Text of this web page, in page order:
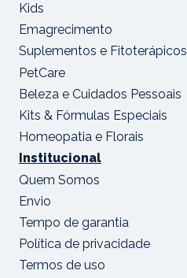
Kids
Emagrecimento
Suplementos e Fitoterápicos
PetCare
Beleza e Cuidados Pessoais
Kits & Fórmulas Especiais
Homeopatia e Florais
Institucional
Quem Somos
Envio
Tempo de garantia
Política de privacidade
Termos de uso